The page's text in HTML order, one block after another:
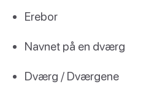
Erebor
Navnet på en dværg
Dværg / Dværgene